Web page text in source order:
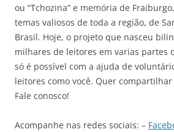
ou “Tchozina” e memória de
temas valiosos de toda a região, de
Brasil. Hoje, o projeto que nasceu
milhares de leitores em varias partes
só é possível com a ajuda de
leitores como você. Quer compartilhar
Fale conosco!
Acompanhe nas redes sociais: –